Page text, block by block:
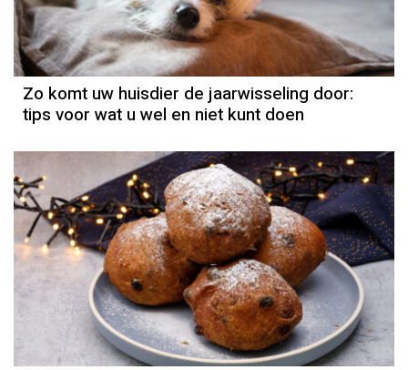
Zo komt uw huisdier de jaarwisseling door:
tips voor wat u wel en niet kunt doen